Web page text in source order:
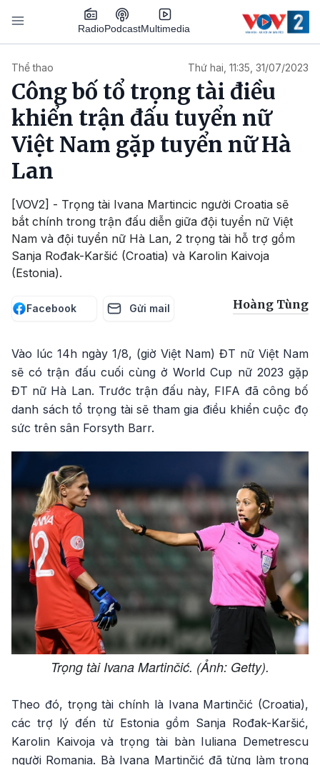
Nhảy đến nội dung
RadioPodcastMultimedia
Thể thao Thứ hai, 11:35, 31/07/2023
Công bố tổ trọng tài điều
khiển trận đấu tuyển nữ
Việt Nam gặp tuyển nữ Hà
Lan
[VOV2] - Trọng tài Ivana Martincic người Croatia sẽ
bắt chính trong trận đấu diễn giữa đội tuyển nữ Việt
Nam và đội tuyển nữ Hà Lan, 2 trọng tài hỗ trợ gồm
Sanja Rođak-Karšić (Croatia) và Karolin Kaivoja
(Estonia).
Facebook Gửi mail Hoàng Tùng
Vào lúc 14h ngày 1/8, (giờ Việt Nam) ĐT nữ Việt Nam
sẽ có trận đấu cuối cùng ở World Cup nữ 2023 gặp
ĐT nữ Hà Lan. Trước trận đấu này, FIFA đã công bố
danh sách tổ trọng tài sẽ tham gia điều khiển cuộc đọ
sức trên sân Forsyth Barr.
Trọng tài Ivana Martinčić. (Ảnh: Getty).
Theo đó, trọng tài chính là Ivana Martinčić (Croatia),
các trợ lý đến từ Estonia gồm Sanja Rođak-Karšić,
Karolin Kaivoja và trọng tài bàn Iuliana Demetrescu
người Romania. Bà Ivana Martinčić đã từng làm trọng